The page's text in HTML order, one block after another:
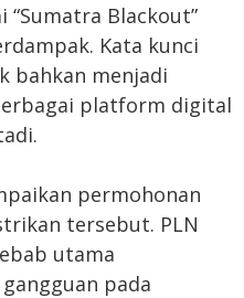
Blackout”
Kata kunci
bahkan menjadi
platform digital
permohonan
tersebut. PLN
utama
pada